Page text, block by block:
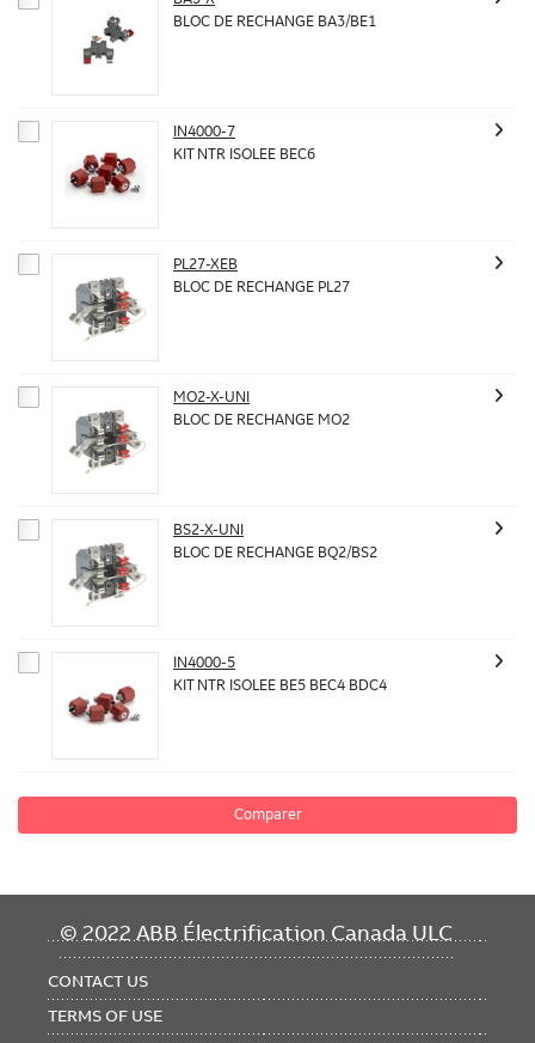
BLOC DE RECHANGE BA3/BE1
IN4000-7
KIT NTR ISOLEE BEC6
PL27-XEB
BLOC DE RECHANGE PL27
MO2-X-UNI
BLOC DE RECHANGE MO2
BS2-X-UNI
BLOC DE RECHANGE BQ2/BS2
IN4000-5
KIT NTR ISOLEE BE5 BEC4 BDC4
Comparer
© 2022 ABB Électrification Canada ULC
FOOTER
CONTACT US
TERMS OF USE